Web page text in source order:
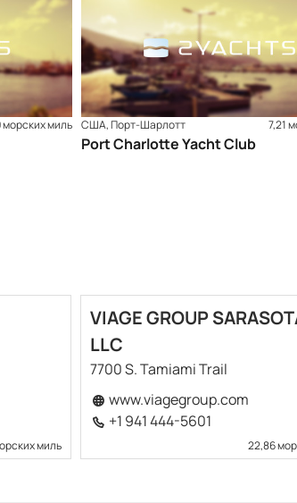
морских миль США, Порт-Шарлотт 7,21
Port Charlotte Yacht Club
миль
VIAGE GROUP
LLC
7700 S. Tamiami Trail
www.viagegroup.com
+1 941 444-5601
22,86